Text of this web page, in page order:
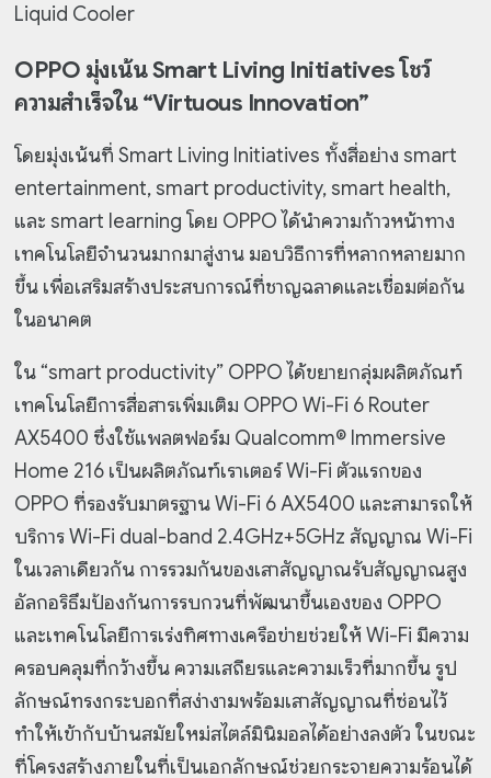
Liquid Cooler
OPPO มุ่งเน้น Smart Living Initiatives โชว์
ความสำเร็จใน “Virtuous Innovation”
โดยมุ่งเน้นที่ Smart Living Initiatives ทั้งสี่อย่าง smart
entertainment, smart productivity, smart health,
และ smart learning โดย OPPO ได้นำความก้าวหน้าทาง
เทคโนโลยีจำนวนมากมาสู่งาน มอบวิธีการที่หลากหลายมาก
ขึ้น เพื่อเสริมสร้างประสบการณ์ที่ชาญฉลาดและเชื่อมต่อกัน
ในอนาคต
ใน “smart productivity” OPPO ได้ขยายกลุ่มผลิตภัณฑ์
เทคโนโลยีการสื่อสารเพิ่มเติม OPPO Wi-Fi 6 Router
AX5400 ซึ่งใช้แพลตฟอร์ม Qualcomm® Immersive
Home 216 เป็นผลิตภัณฑ์เราเตอร์ Wi-Fi ตัวแรกของ
OPPO ที่รองรับมาตรฐาน Wi-Fi 6 AX5400 และสามารถให้
บริการ Wi-Fi dual-band 2.4GHz+5GHz สัญญาณ Wi-Fi
ในเวลาเดียวกัน การรวมกันของเสาสัญญาณรับสัญญาณสูง
อัลกอริธึมป้องกันการรบกวนที่พัฒนาขึ้นเองของ OPPO
และเทคโนโลยีการเร่งทิศทางเครือข่ายช่วยให้ Wi-Fi มีความ
ครอบคลุมที่กว้างขึ้น ความเสถียรและความเร็วที่มากขึ้น รูป
ลักษณ์ทรงกระบอกที่สง่างามพร้อมเสาสัญญาณที่ซ่อนไว้
ทำให้เข้ากับบ้านสมัยใหม่สไตล์มินิมอลได้อย่างลงตัว ในขณะ
ที่โครงสร้างภายในที่เป็นเอกลักษณ์ช่วยกระจายความร้อนได้